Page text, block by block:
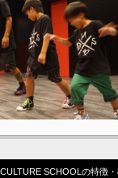
SCHOOLの特徴